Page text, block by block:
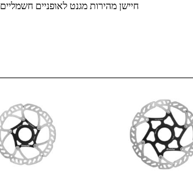
חיישן מהירות מגנט לאופניים חשמליים